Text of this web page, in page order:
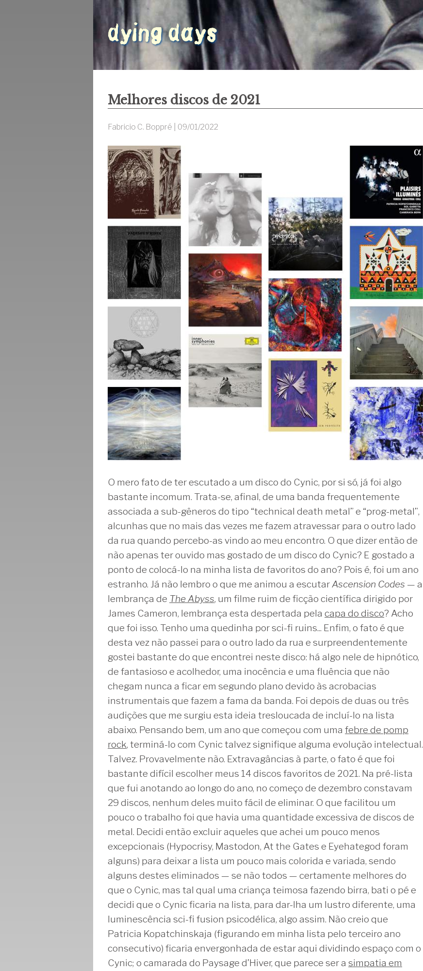
Melhores discos de 2021
Fabricio C. Boppré | 09/01/2022
O mero fato de ter escutado a um disco do Cynic, por si só, já foi algo
bastante incomum. Trata-se, afinal, de uma banda frequentemente
associada a sub-gêneros do tipo “technical death metal” e “prog-metal”,
alcunhas que no mais das vezes me fazem atravessar para o outro lado
da rua quando percebo-as vindo ao meu encontro. O que dizer então de
não apenas ter ouvido mas gostado de um disco do Cynic? E gostado a
ponto de colocá-lo na minha lista de favoritos do ano? Pois é, foi um ano
estranho. Já não lembro o que me animou a escutarAscension Codes — a
lembrança de The Abyss, um filme ruim de ficção científica dirigido por
James Cameron, lembrança esta despertada pela capa do disco? Acho
que foi isso. Tenho uma quedinha por sci-fi ruins... Enfim, o fato é que
desta vez não passei para o outro lado da rua e surpreendentemente
gostei bastante do que encontrei neste disco: há algo nele de hipnótico,
de fantasioso e acolhedor, uma inocência e uma fluência que não
chegam nunca a ficar em segundo plano devido às acrobacias
instrumentais que fazem a fama da banda. Foi depois de duas ou três
audições que me surgiu esta ideia tresloucada de incluí-lo na lista
abaixo. Pensando bem, um ano que começou com uma febre de pomp
rock, terminá-lo com Cynic talvez signifique alguma evolução intelectual.
Talvez. Provavelmente não. Extravagâncias à parte, o fato é que foi
bastante difícil escolher meus 14 discos favoritos de 2021. Na pré-lista
que fui anotando ao longo do ano, no começo de dezembro constavam
29 discos, nenhum deles muito fácil de eliminar. O que facilitou um
pouco o trabalho foi que havia uma quantidade excessiva de discos de
metal. Decidi então excluir aqueles que achei um pouco menos
excepcionais (Hypocrisy, Mastodon, At the Gates e Eyehategod foram
alguns) para deixar a lista um pouco mais colorida e variada, sendo
alguns destes eliminados — se não todos — certamente melhores do
que o Cynic, mas tal qual uma criança teimosa fazendo birra, bati o pé e
decidi que o Cynic ficaria na lista, para dar-lha um lustro diferente, uma
luminescência sci-fi fusion psicodélica, algo assim. Não creio que
Patricia Kopatchinskaja (figurando em minha lista pelo terceiro ano
consecutivo) ficaria envergonhada de estar aqui dividindo espaço com o
Cynic; o camarada do Paysage d’Hiver, que parece ser a simpatia em